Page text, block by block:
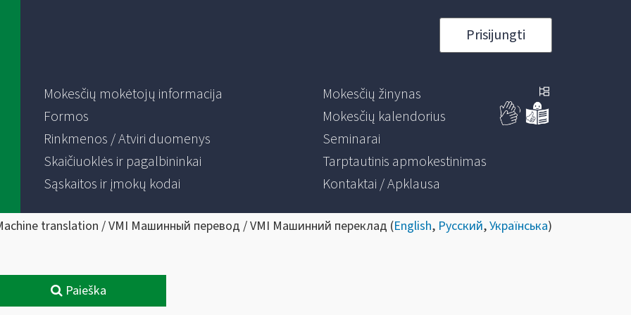
Prisijungti
Mokesčių mokėtojų informacija
Formos
Rinkmenos / Atviri duomenys
Skaičiuoklės ir pagalbininkai
Sąskaitos ir įmokų kodai
Mokesčių žinynas
Mokesčių kalendorius
Seminarai
Tarptautinis apmokestinimas
Kontaktai / Apklausa
translation / VMI Машинный перевод / VMI Машинний переклад (English, Русский,Українська)
Paieška